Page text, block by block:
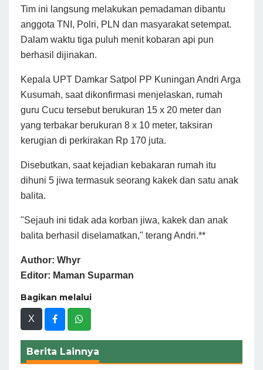
Tim ini langsung melakukan pemadaman dibantu
anggota TNI, Polri, PLN dan masyarakat setempat.
Dalam waktu tiga puluh menit kobaran api pun
berhasil dijinakan.
Kepala UPT Damkar Satpol PP Kuningan Andri Arga
Kusumah, saat dikonfirmasi menjelaskan, rumah
guru Cucu tersebut berukuran 15 x 20 meter dan
yang terbakar berukuran 8 x 10 meter, taksiran
kerugian di perkirakan Rp 170 juta.
Disebutkan, saat kejadian kebakaran rumah itu
dihuni 5 jiwa termasuk seorang kakek dan satu anak
balita.
"Sejauh ini tidak ada korban jiwa, kakek dan anak
balita berhasil diselamatkan," terang Andri.**
Author: Whyr
Editor: Maman Suparman
Bagikan melalui
X
Berita Lainnya